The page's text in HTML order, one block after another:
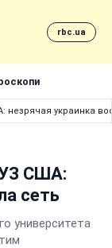
rbc.ua
украинка
США:
сеть
университета